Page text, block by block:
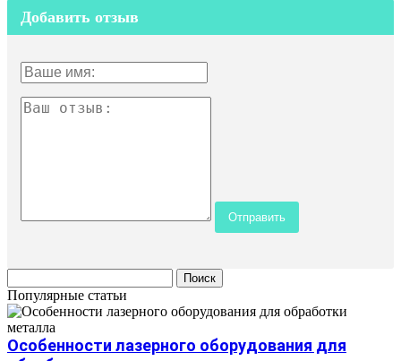
Добавить отзыв
Популярные статьи
Особенности лазерного оборудования для